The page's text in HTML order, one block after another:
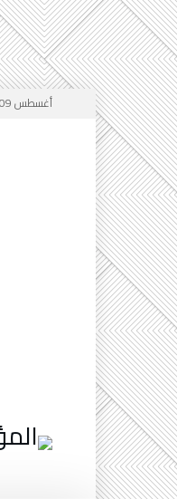
أغسطس 09, 2026